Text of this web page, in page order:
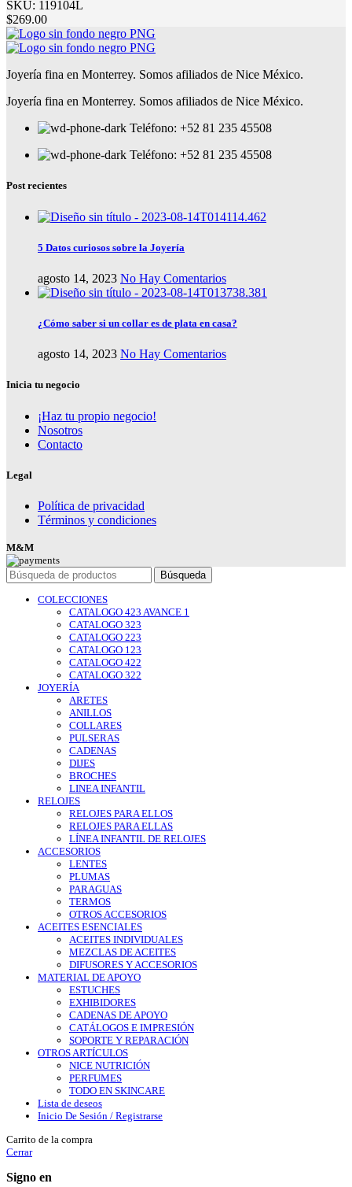
SKU: 119104L
$269.00
Joyería fina en Monterrey. Somos afiliados de Nice México.
Joyería fina en Monterrey. Somos afiliados de Nice México.
Teléfono: +52 81 235 45508
Teléfono: +52 81 235 45508
Post recientes
5 Datos curiosos sobre la Joyería
agosto 14, 2023 No Hay Comentarios
¿Cómo saber si un collar es de plata en casa?
agosto 14, 2023 No Hay Comentarios
Inicia tu negocio
¡Haz tu propio negocio!
Nosotros
Contacto
Legal
Política de privacidad
Términos y condiciones
M&M
Búsqueda
COLECCIONES
CATALOGO 423 AVANCE 1
CATALOGO 323
CATALOGO 223
CATALOGO 123
CATALOGO 422
CATALOGO 322
JOYERÍA
ARETES
ANILLOS
COLLARES
PULSERAS
CADENAS
DIJES
BROCHES
LINEA INFANTIL
RELOJES
RELOJES PARA ELLOS
RELOJES PARA ELLAS
LÍNEA INFANTIL DE RELOJES
ACCESORIOS
LENTES
PLUMAS
PARAGUAS
TERMOS
OTROS ACCESORIOS
ACEITES ESENCIALES
ACEITES INDIVIDUALES
MEZCLAS DE ACEITES
DIFUSORES Y ACCESORIOS
MATERIAL DE APOYO
ESTUCHES
EXHIBIDORES
CADENAS DE APOYO
CATÁLOGOS E IMPRESIÓN
SOPORTE Y REPARACIÓN
OTROS ARTÍCULOS
NICE NUTRICIÓN
PERFUMES
TODO EN SKINCARE
Lista de deseos
Inicio De Sesión / Registrarse
Carrito de la compra
Cerrar
Signo en